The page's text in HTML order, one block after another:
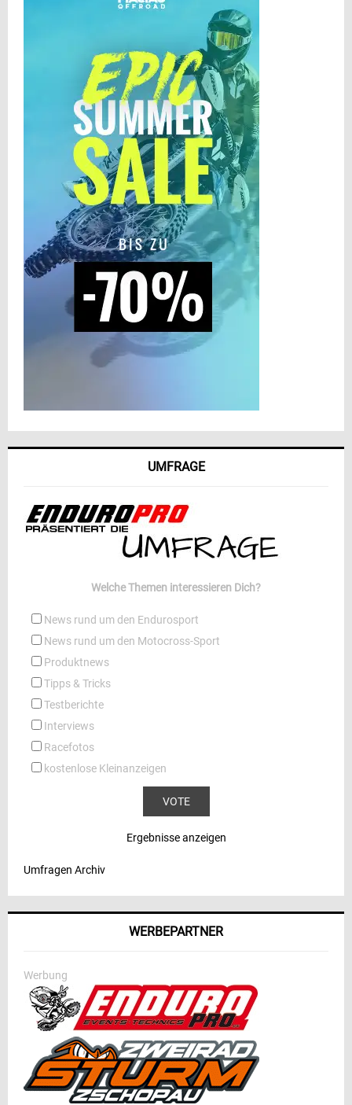
UMFRAGE
Welche Themen interessieren Dich?
News rund um den Endurosport
News rund um den Motocross-Sport
Produktnews
Tipps & Tricks
Testberichte
Interviews
Racefotos
kostenlose Kleinanzeigen
Ergebnisse anzeigen
Umfragen Archiv
WERBEPARTNER
Werbung